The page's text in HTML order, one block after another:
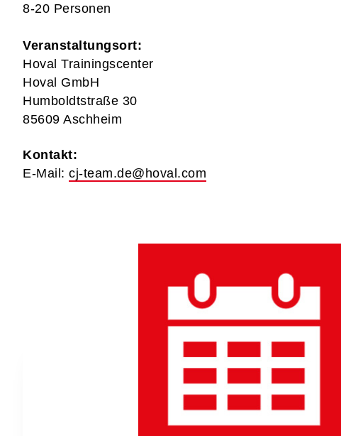
8-20 Personen
Veranstaltungsort:
Hoval Trainingscenter
Hoval GmbH
Humboldtstraße 30
85609 Aschheim
Kontakt:
E-Mail: cj-team.de@hoval.com